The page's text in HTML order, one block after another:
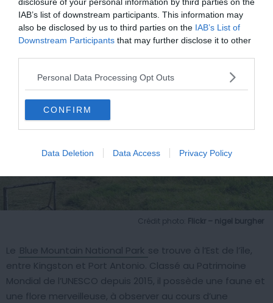
IAB’s list of downstream participants. This information may
also be disclosed by us to third parties on the IAB’s List of
Downstream Participants that may further disclose it to other
Personal Data Processing Opt Outs
CONFIRM
Data Deletion Data Access Privacy Policy
7. Monter au sommet des Montagnes
Bleues
Crédit photo: Flickr – nigel burgher
Le Blue Mountain National Park se trouve à l’Est de l’île,
entre Kingston et Port Antonio. Classé au Patrimoine
Mondial de l’UNESCO depuis 2015, il possède une faune et
une flore merveilleuse, à observer au cours d’une